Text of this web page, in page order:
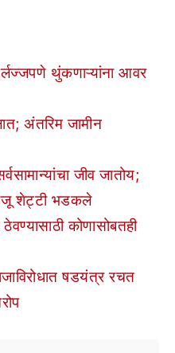
थुंकणाऱ्यांना आवर
अंतरिम जामीन
जीव जातोय;
शेट्टी भडकले
कोणासोबतही
षडयंत्र रचत